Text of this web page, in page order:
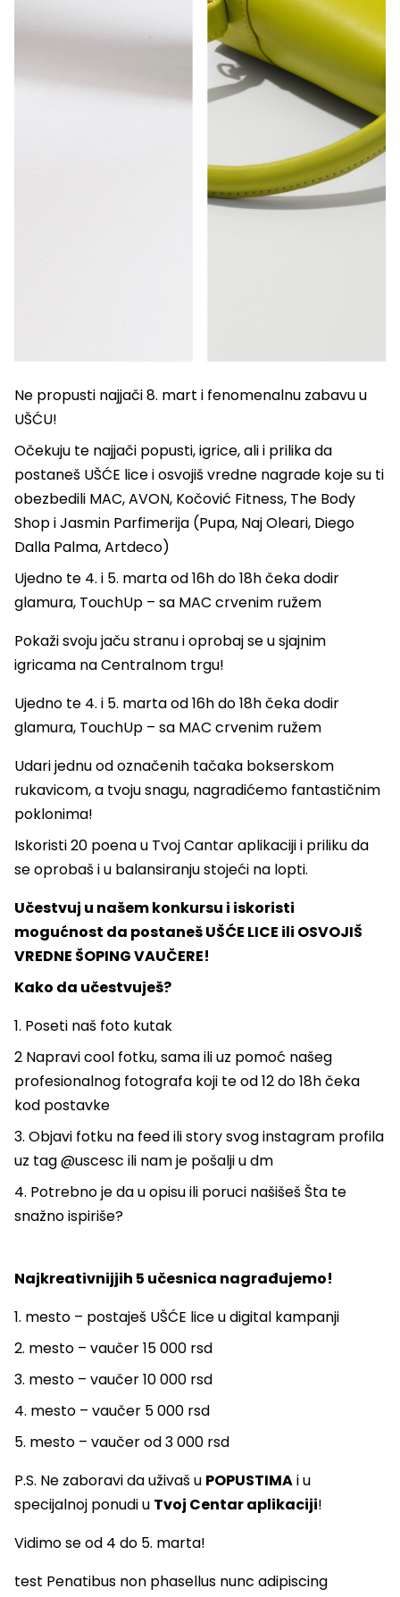
Ne propusti najjači 8. mart i fenomenalnu zabavu u
UŠĆU!
Očekuju te najjači popusti, igrice, ali i prilika da
postaneš UŠĆE lice i osvojiš vredne nagrade koje su ti
obezbedili MAC, AVON, Kočović Fitness, The Body
Shop i Jasmin Parfimerija (Pupa, Naj Oleari, Diego
Dalla Palma, Artdeco)
Ujedno te 4. i 5. marta od 16h do 18h čeka dodir
glamura, TouchUp – sa MAC crvenim ružem
Pokaži svoju jaču stranu i oprobaj se u sjajnim
igricama na Centralnom trgu!
Ujedno te 4. i 5. marta od 16h do 18h čeka dodir
glamura, TouchUp – sa MAC crvenim ružem
Udari jednu od označenih tačaka bokserskom
rukavicom, a tvoju snagu, nagradićemo fantastičnim
poklonima!
Iskoristi 20 poena u Tvoj Cantar aplikaciji i priliku da
se oprobaš i u balansiranju stojeći na lopti.
Učestvuj u našem konkursu i iskoristi
mogućnost da postaneš UŠĆE LICE ili OSVOJIŠ
VREDNE ŠOPING VAUČERE!
Kako da učestvuješ?
1. Poseti naš foto kutak
2 Napravi cool fotku, sama ili uz pomoć našeg
profesionalnog fotografa koji te od 12 do 18h čeka
kod postavke
3. Objavi fotku na feed ili story svog instagram profila
uz tag @uscesc ili nam je pošalji u dm
4. Potrebno je da u opisu ili poruci našišeš Šta te
snažno ispiriše?
Najkreativnijjih 5 učesnica nagrađujemo!
1. mesto – postaješ UŠĆE lice u digital kampanji
2. mesto – vaučer 15 000 rsd
3. mesto – vaučer 10 000 rsd
4. mesto – vaučer 5 000 rsd
5. mesto – vaučer od 3 000 rsd
P.S. Ne zaboravi da uživaš u POPUSTIMAi u
specijalnoj ponudi u Tvoj Centar aplikaciji!
Vidimo se od 4 do 5. marta!
test Penatibus non phasellus nunc adipiscing